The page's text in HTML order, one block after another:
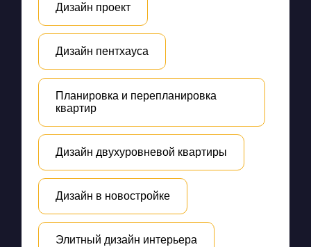
Дизайн проект
Дизайн пентхауса
Планировка и перепланировка
квартир
Дизайн двухуровневой квартиры
Дизайн в новостройке
Элитный дизайн интерьера